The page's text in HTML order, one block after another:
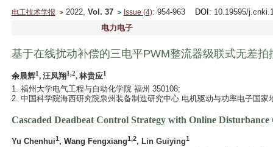
电工技术学报 2022, Vol. 37 Issue (4): 954-963 DOI : 10.19595/
电力电子
基于在线扰动补偿的三电平PWM整流器级联式无差拍
余晨辉1, 汪凤翔1,2, 林贵应1
1. 福州大学电气工程与自动化学院 福州 350108;
2. 中国科学院海西研究院泉州装备制造研究中心 电机驱动与功率电子国家
Cascaded Deadbeat Control Strategy with Online
Yu Chenhui1, Wang Fengxiang1,2, Lin Guiying1